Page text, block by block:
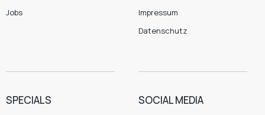
Jobs
Impressum
Datenschutz
SPECIALS SOCIAL MEDIA